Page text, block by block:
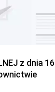
z dnia 16